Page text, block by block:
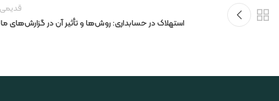
استهلاک در حسابداری: روش‌ها و تأثیر آن در گزارش‌های